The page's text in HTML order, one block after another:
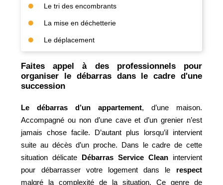
Le tri des encombrants
La mise en déchetterie
Le déplacement
Faites appel à des professionnels pour
organiser le débarras dans le cadre d'une
succession
Le débarras d’un appartement, d’une maison.
Accompagné ou non d’une cave et d’un grenier n’est
jamais chose facile. D’autant plus lorsqu’il intervient
suite au décès d’un proche. Dans le cadre de cette
situation délicate
Débarras Service Cleanintervient
pour débarrasser votre logement dans le respect
malgré la complexité de la situation. Ce genre de